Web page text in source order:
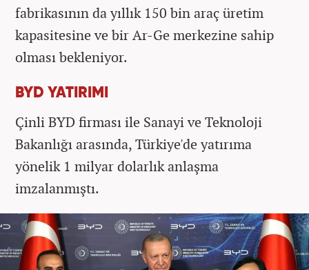
fabrikasının da yıllık 150 bin araç üretim
kapasitesine ve bir Ar-Ge merkezine sahip
olması bekleniyor.
BYD YATIRIMI
Çinli BYD firması ile Sanayi ve Teknoloji
Bakanlığı arasında, Türkiye'de yatırıma
yönelik 1 milyar dolarlık anlaşma
imzalanmıştı.